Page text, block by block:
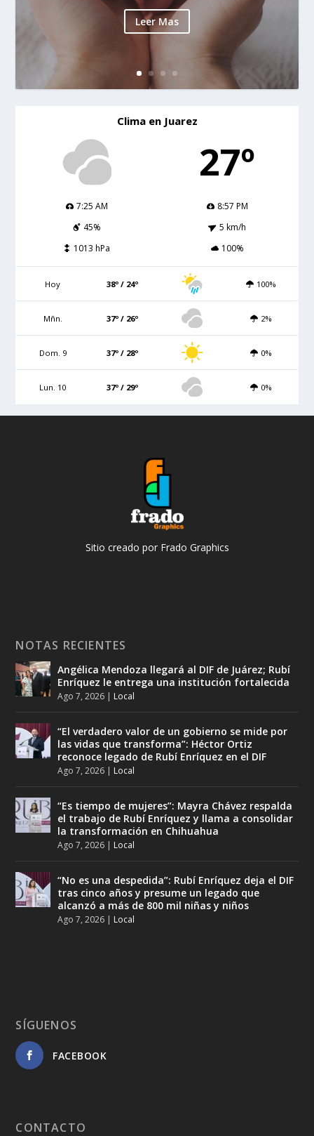
Leer Mas
Clima en Juarez
27º
7:25 AM
8:57 PM
45%
5 km/h
1013 hPa
100%
Hoy 38º / 24º 100%
Mñn. 37º / 26º 2%
Dom. 9 37º / 28º 0%
Lun. 10 37º / 29º 0%
Sitio creado por Frado Graphics
NOTAS RECIENTES
Angélica Mendoza llegará al DIF de Juárez; Rubí
Enríquez le entrega una institución fortalecida
Ago 7, 2026 | Local
“El verdadero valor de un gobierno se mide por
las vidas que transforma”: Héctor Ortiz
reconoce legado de Rubí Enríquez en el DIF
Ago 7, 2026 | Local
“Es tiempo de mujeres”: Mayra Chávez respalda
el trabajo de Rubí Enríquez y llama a consolidar
la transformación en Chihuahua
Ago 7, 2026 | Local
“No es una despedida”: Rubí Enríquez deja el DIF
tras cinco años y presume un legado que
alcanzó a más de 800 mil niñas y niños
Ago 7, 2026 | Local
SÍGUENOS
FACEBOOK
CONTACTO